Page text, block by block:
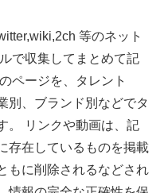
等のネット
で収集してまとめて記
ページを、タレント
別、ブランド別などでタ
。 リンクや動画は、記
存在しているものを掲載
もに削除されるなどされ